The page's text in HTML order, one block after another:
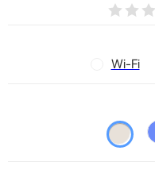
Wi-Fi